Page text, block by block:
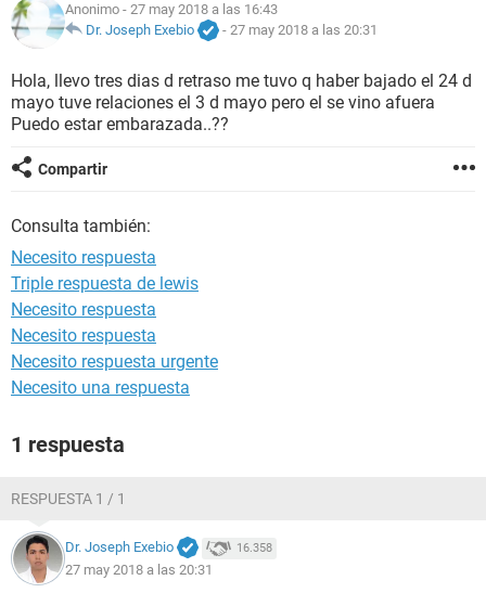
NUTRICIÓN
BIENESTAR
Anonimo - 27 may 2018 a las 16:43
Dr. Joseph Exebio
- 27 may 2018 a las 20:31
Hola, llevo tres dias d retraso me tuvo q haber bajado el 24 d
mayo tuve relaciones el 3 d mayo pero el se vino afuera
Puedo estar embarazada..??
Compartir
Consulta también:
Necesito respuesta
Triple respuesta de lewis
Necesito respuesta
Necesito respuesta
Necesito respuesta urgente
Necesito una respuesta
1 respuesta
RESPUESTA 1 / 1
Dr. Joseph Exebio 16.358
27 may 2018 a las 20:31